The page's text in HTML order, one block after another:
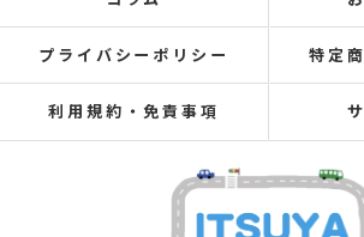
プライバシーポリシー 特定
利用規約・免責事項